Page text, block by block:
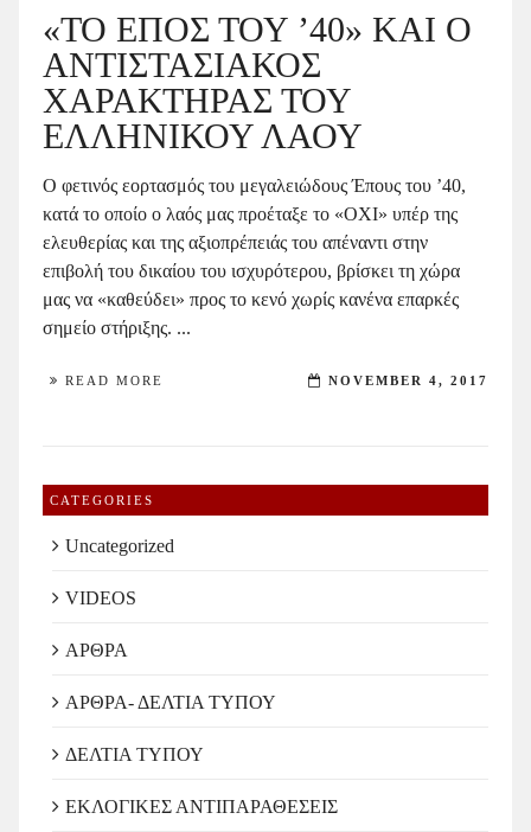
«ΤΟ ΕΠΟΣ ΤΟΥ ’40» ΚΑΙ Ο
ΑΝΤΙΣΤΑΣΙΑΚΟΣ
ΧΑΡΑΚΤΗΡΑΣ ΤΟΥ
ΕΛΛΗΝΙΚΟΥ ΛΑΟΥ
Ο φετινός εορτασμός του μεγαλειώδους Έπους του ’40,
κατά το οποίο ο λαός μας προέταξε το «ΟΧΙ» υπέρ της
ελευθερίας και της αξιοπρέπειάς του απέναντι στην
επιβολή του δικαίου του ισχυρότερου, βρίσκει τη χώρα
μας να «καθεύδει» προς το κενό χωρίς κανένα επαρκές
σημείο στήριξης. ...
READ MORE NOVEMBER 4, 2017
CATEGORIES
Uncategorized
VIDEOS
ΑΡΘΡΑ
ΑΡΘΡΑ- ΔΕΛΤΙΑ ΤΥΠΟΥ
ΔΕΛΤΙΑ ΤΥΠΟΥ
ΕΚΛΟΓΙΚΕΣ ΑΝΤΙΠΑΡΑΘΕΣΕΙΣ